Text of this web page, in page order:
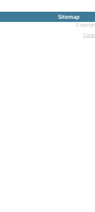
Sitemap